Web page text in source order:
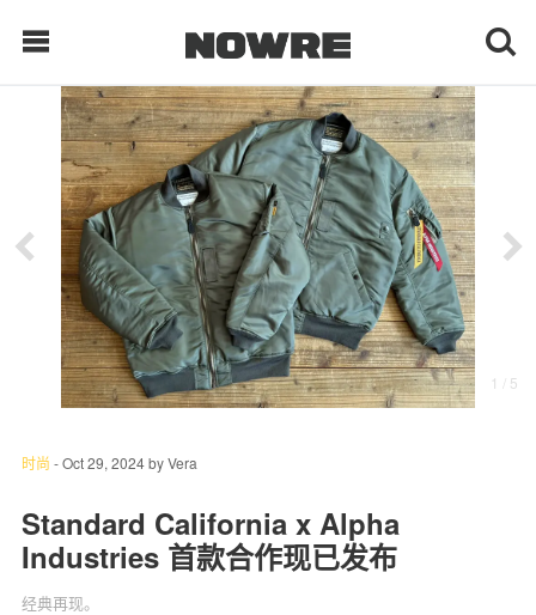
每日鲜榨
现客视点
每日栏目
时 尚
球 鞋
科 技
1 / 5
时尚 -Oct 29, 2024byVera
Standard California x Alpha
Industries 首款合作现已发布
经典再现。